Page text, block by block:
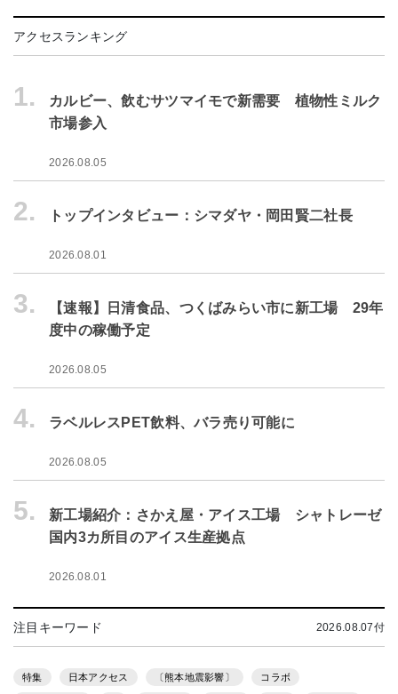
アクセスランキング
1.
カルビー、飲むサツマイモで新需要 植物性ミルク
市場参入
2026.08.05
2. トップインタビュー：シマダヤ・岡田賢二社長
2026.08.01
3.
【速報】日清食品、つくばみらい市に新工場 29年
度中の稼働予定
2026.08.05
4. ラベルレスPET飲料、バラ売り可能に
2026.08.05
5.
新工場紹介：さかえ屋・アイス工場 シャトレーゼ
国内3カ所目のアイス生産拠点
2026.08.01
注目キーワード 2026.08.07付
特集 日本アクセス 〔熊本地震影響〕 コラボ